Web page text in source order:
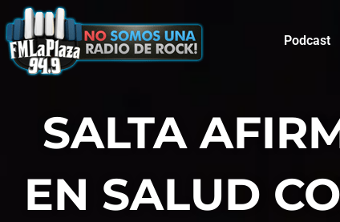
Podcast
SALTA
EN SALUD